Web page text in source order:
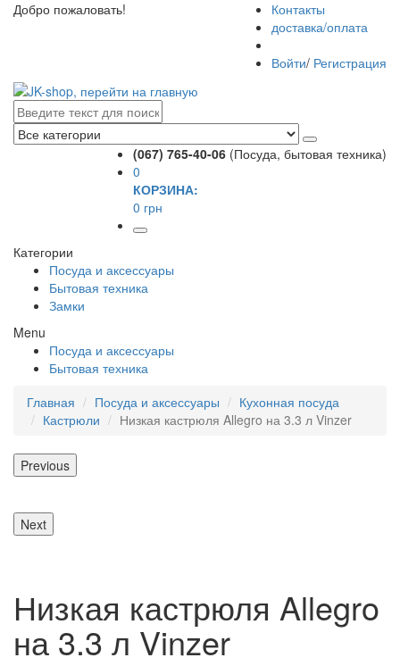
Добро пожаловать!
Контакты
доставка/оплата
Войти/ Регистрация
(067) 765-40-06 (Посуда, бытовая техника)
0
КОРЗИНА:
0 грн
Категории
Посуда и аксессуары
Бытовая техника
Замки
Menu
Посуда и аксессуары
Бытовая техника
Главная
Посуда и аксессуары
Кухонная посуда
Кастрюли
Низкая кастрюля Allegro на 3.3 л Vinzer
Previous
Next
Низкая кастрюля Allegro
на 3.3 л Vinzer